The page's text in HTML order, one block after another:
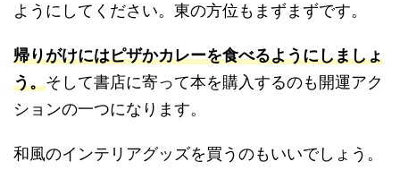
ようにしてください。東の方位もまずまずです。
帰りがけにはピザかカレーを食べるようにしましょ
う。そして書店に寄って本を購入するのも開運アク
ションの一つになります。
和風のインテリアグッズを買うのもいいでしょう。